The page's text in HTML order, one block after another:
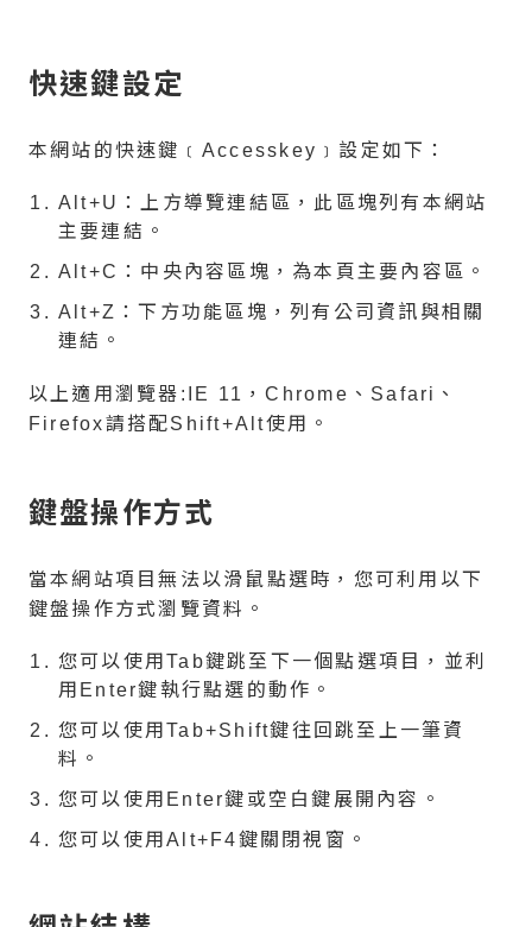
快速鍵設定
本網站的快速鍵﹝Accesskey﹞設定如下：
Alt+U：上方導覽連結區，此區塊列有本網站
主要連結。
Alt+C：中央內容區塊，為本頁主要內容區。
Alt+Z：下方功能區塊，列有公司資訊與相關
連結。
以上適用瀏覽器:IE 11，Chrome、Safari、
Firefox請搭配Shift+Alt使用。
鍵盤操作方式
當本網站項目無法以滑鼠點選時，您可利用以下
鍵盤操作方式瀏覽資料。
您可以使用Tab鍵跳至下一個點選項目，並利
用Enter鍵執行點選的動作。
您可以使用Tab+Shift鍵往回跳至上一筆資
料。
您可以使用Enter鍵或空白鍵展開內容。
您可以使用Alt+F4鍵關閉視窗。